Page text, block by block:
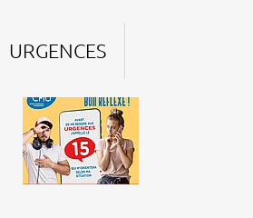
URGENCES